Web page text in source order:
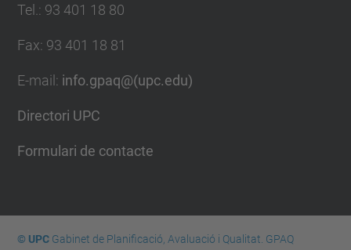
Tel. : 93 401 18 80
Fax: 93 401 18 81
E-mail : info.gpaq@(upc.edu)
Directori UPC
Formulari de contacte
© UPCGabinet de Planificació, Avaluació i Qualitat. GPAQ